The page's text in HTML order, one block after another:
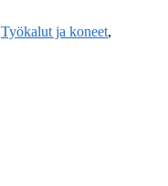
Työkalut ja koneet,